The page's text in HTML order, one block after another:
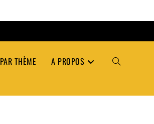
PAR THÈME A PROPOS TOGGLE